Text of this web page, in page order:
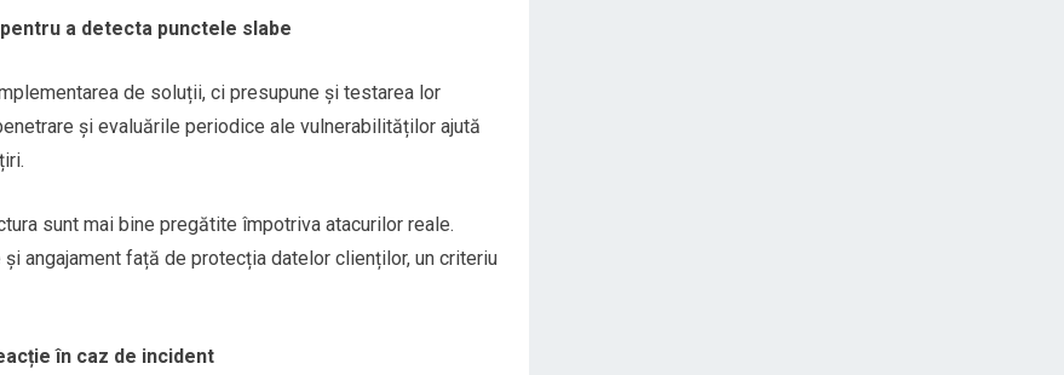
a detecta punctele slabe
de soluții, ci presupune și testarea lor
și evaluările periodice ale vulnerabilităților ajută
sunt mai bine pregătite împotriva atacurilor reale.
angajament față de protecția datelor clienților, un criteriu
în caz de incident